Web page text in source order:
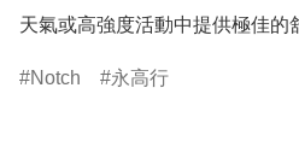
天氣或高強度活動中提供極佳的
Notch 永高行